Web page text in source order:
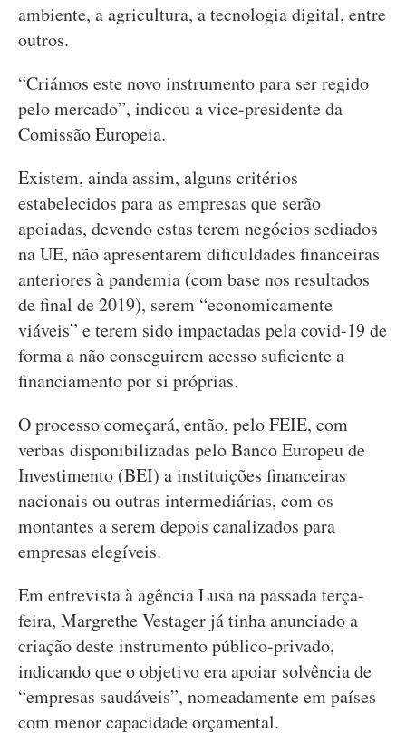
ambiente, a agricultura, a tecnologia digital, entre
outros.
“Criámos este novo instrumento para ser regido
pelo mercado”, indicou a vice-presidente da
Comissão Europeia.
Existem, ainda assim, alguns critérios
estabelecidos para as empresas que serão
apoiadas, devendo estas terem negócios sediados
na UE, não apresentarem dificuldades financeiras
anteriores à pandemia (com base nos resultados
de final de 2019), serem “economicamente
viáveis” e terem sido impactadas pela covid-19 de
forma a não conseguirem acesso suficiente a
financiamento por si próprias.
O processo começará, então, pelo FEIE, com
verbas disponibilizadas pelo Banco Europeu de
Investimento (BEI) a instituições financeiras
nacionais ou outras intermediárias, com os
montantes a serem depois canalizados para
empresas elegíveis.
Em entrevista à agência Lusa na passada terça-
feira, Margrethe Vestager já tinha anunciado a
criação deste instrumento público-privado,
indicando que o objetivo era apoiar solvência de
“empresas saudáveis”, nomeadamente em países
com menor capacidade orçamental.